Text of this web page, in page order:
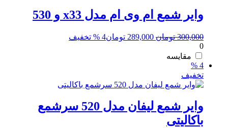
وایر شمع ام وی ام مدل x33 و 530
300,000 تومان قیمت
289,000 تومان4 % تخفیف
0
مقایسه
4 %
تخفیف
وایر شمع لیفان مدل 520 سرشمع
باکالیتی